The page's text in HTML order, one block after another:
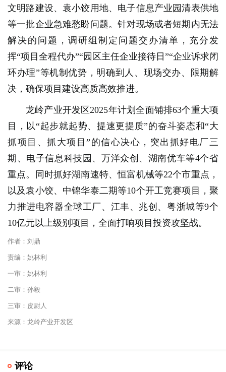
文明路建设、袁小饺用地、电子信息产业园清表供地
等一批企业急难愁盼问题。针对现场或者短期内无法
解决的问题，调研组制定问题交办清单，充分发
挥“项目全程代办”“园区主任企业接待日”“企业诉求闭
环办理”等机制优势，明确到人、现场交办、限期解
决，确保项目建设高质高效推进。
龙岭产业开发区2025年计划全面铺排63个重大项
目，以“起步就起势、提速更提质”的奋斗姿态和“大
抓项目、抓大项目”的信心决心，突出抓好电厂三
期、电子信息科技园、万洋众创、湖南优车等4个省
重点。同时抓好湖南速特、恒富机械等22个市重点，
以及袁小饺、中锦华泰二期等10个开工竞赛项目，聚
力推进电容器全球工厂、江丰、兆创、粤浙城等9个
10亿元以上级别项目，全面打响项目投资攻坚战。
作者：刘鼎
责编：姚林利
一审：姚林利
二审：孙毅
三审：皮尉人
来源：龙岭产业开发区
评论